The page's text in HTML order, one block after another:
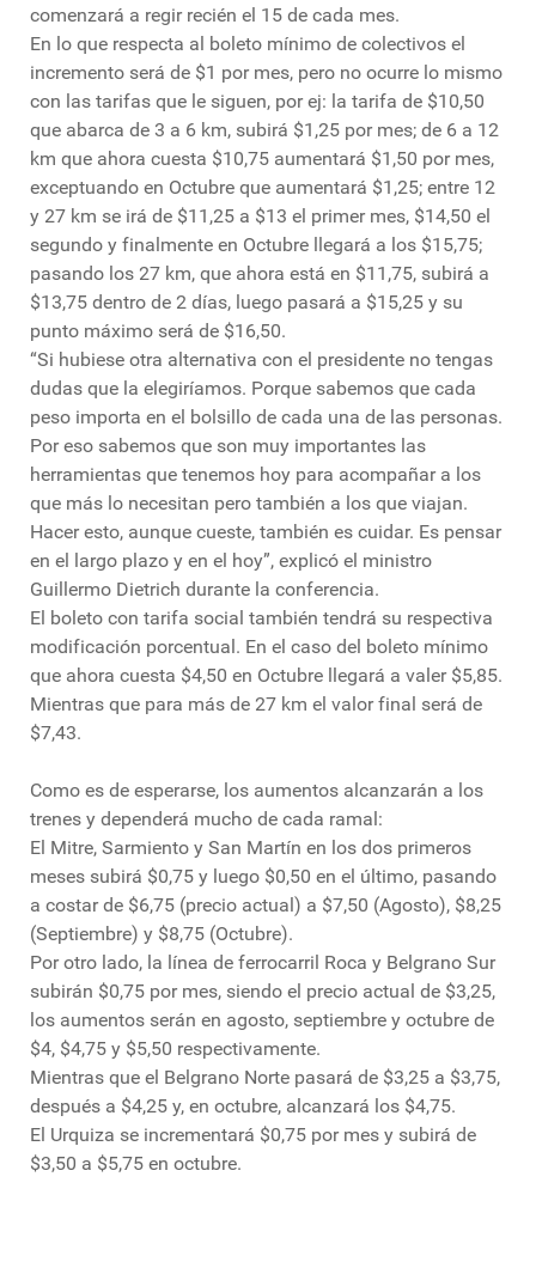
comenzará a regir recién el 15 de cada mes.
En lo que respecta al boleto mínimo de colectivos el
incremento será de $1 por mes, pero no ocurre lo mismo
con las tarifas que le siguen, por ej: la tarifa de $10,50
que abarca de 3 a 6 km, subirá $1,25 por mes; de 6 a 12
km que ahora cuesta $10,75 aumentará $1,50 por mes,
exceptuando en Octubre que aumentará $1,25; entre 12
y 27 km se irá de $11,25 a $13 el primer mes, $14,50 el
segundo y finalmente en Octubre llegará a los $15,75;
pasando los 27 km, que ahora está en $11,75, subirá a
$13,75 dentro de 2 días, luego pasará a $15,25 y su
punto máximo será de $16,50.
“Si hubiese otra alternativa con el presidente no tengas
dudas que la elegiríamos. Porque sabemos que cada
peso importa en el bolsillo de cada una de las personas.
Por eso sabemos que son muy importantes las
herramientas que tenemos hoy para acompañar a los
que más lo necesitan pero también a los que viajan.
Hacer esto, aunque cueste, también es cuidar. Es pensar
en el largo plazo y en el hoy”, explicó el ministro
Guillermo Dietrich durante la conferencia.
El boleto con tarifa social también tendrá su respectiva
modificación porcentual. En el caso del boleto mínimo
que ahora cuesta $4,50 en Octubre llegará a valer $5,85.
Mientras que para más de 27 km el valor final será de
$7,43.
Como es de esperarse, los aumentos alcanzarán a los
trenes y dependerá mucho de cada ramal:
El Mitre, Sarmiento y San Martín en los dos primeros
meses subirá $0,75 y luego $0,50 en el último, pasando
a costar de $6,75 (precio actual) a $7,50 (Agosto), $8,25
(Septiembre) y $8,75 (Octubre).
Por otro lado, la línea de ferrocarril Roca y Belgrano Sur
subirán $0,75 por mes, siendo el precio actual de $3,25,
los aumentos serán en agosto, septiembre y octubre de
$4, $4,75 y $5,50 respectivamente.
Mientras que el Belgrano Norte pasará de $3,25 a $3,75,
después a $4,25 y, en octubre, alcanzará los $4,75.
El Urquiza se incrementará $0,75 por mes y subirá de
$3,50 a $5,75 en octubre.